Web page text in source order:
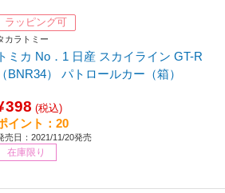
ラッピング可
カラトミー
トミカ No．1 日産 スカイライン GT-R
（BNR34） パトロールカー（箱）
(税込)
イント：20
売日：2021/11/20発売
在庫限り